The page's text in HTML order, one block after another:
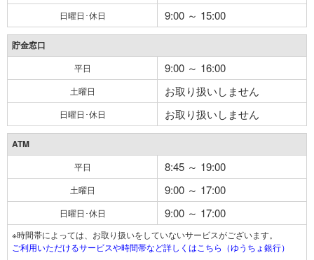
日曜日･休日 9:00 ～ 15:00
貯金窓口
平日 9:00 ～ 16:00
土曜日 お取り扱いしません
日曜日･休日 お取り扱いしません
ATM
平日 8:45 ～ 19:00
土曜日 9:00 ～ 17:00
日曜日･休日 9:00 ～ 17:00
※時間帯によっては、お取り扱いをしていないサービスがございます。
ご利用いただけるサービスや時間帯など詳しくはこちら（ゆうちょ銀行）